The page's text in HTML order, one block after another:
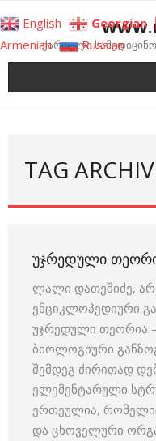
to
contentქართული
TAG
ᲣᲯᲠᲔᲓᲣᲚᲘ
ლალი დათეშიძე,
ენციკლოპედიური
უჯრედული თეორია
ბიოლოგიური
შემდეგ ძირითად
ელემენტარული
ერთეულია,
და ცხოველური
English Georgian
Armenian
Russian